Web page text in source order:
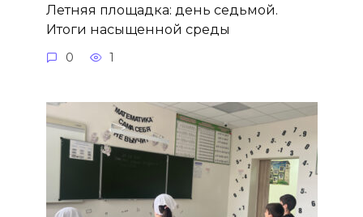
Летняя площадка: день седьмой.
Итоги насыщенной среды
0 1